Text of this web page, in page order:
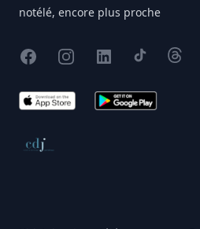
notélé, encore plus proche
FacebookInstagram
X TikTok
App Store Google Play
Conseil de déontologie